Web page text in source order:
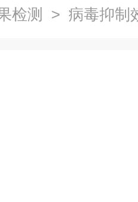
检测
> 病毒抑制